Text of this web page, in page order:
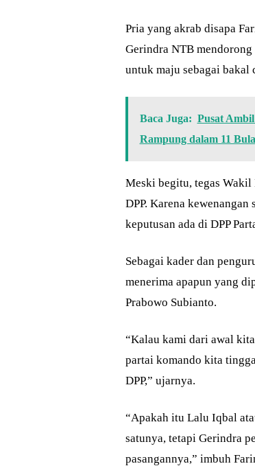
Pria yang akrab disapa
Gerindra NTB
untuk maju sebagai bakal
Baca Juga: Pusat
Rampung dalam 11
Meski begitu, tegas Wakil
DPP. Karena
keputusan ada di DPP
Sebagai kader dan
menerima apapun yang
Prabowo Subianto.
“Kalau kami dari awal
partai komando kita
DPP,” ujarnya.
“Apakah itu Lalu Iqbal
satunya, tetapi Gerindra
pasangannya,” imbuh